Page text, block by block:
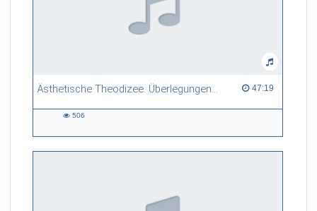
Ästhetische Theodizee. Überlegungen zum Problem der Darstellung in Leibniz’ Theodizee 47:19
47:19 duration
506